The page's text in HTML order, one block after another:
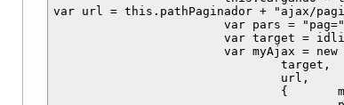
var url = this.pathPaginador + "ajax/